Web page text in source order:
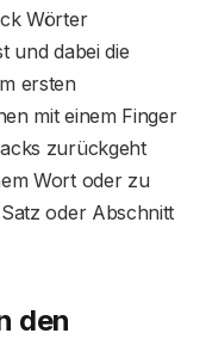
Wörter
und dabei die
ersten
mit einem Finger
zurückgeht
Wort oder zu
oder Abschnitt
den